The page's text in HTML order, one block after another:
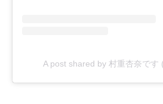
A post shared by 村重杏奈です